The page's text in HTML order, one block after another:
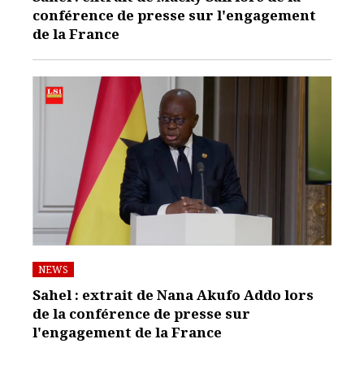
conférence de presse sur l'engagement
de la France
NEWS
Sahel : extrait de Nana Akufo Addo lors
de la conférence de presse sur
l'engagement de la France